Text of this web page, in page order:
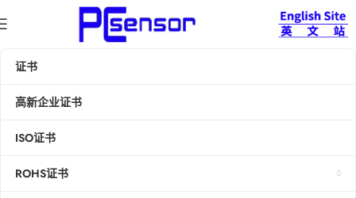
证书
高新企业证书
ISO证书
ROHS证书